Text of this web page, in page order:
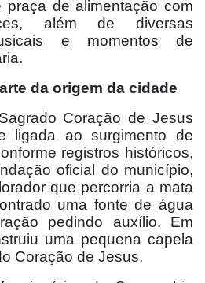
praça de alimentação com
além de diversas
e momentos de
da origem da cidade
Coração de Jesus
ligada ao surgimento de
registros históricos,
oficial do município,
que percorria a mata
uma fonte de água
pedindo auxílio. Em
uma pequena capela
Coração de Jesus.